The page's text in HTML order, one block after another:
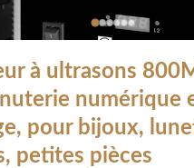
à ultrasons
numérique
pour bijoux,
petites pièces